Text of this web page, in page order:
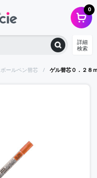
0
詳細
検索
ボールペン替芯 ゲル替芯０．２８